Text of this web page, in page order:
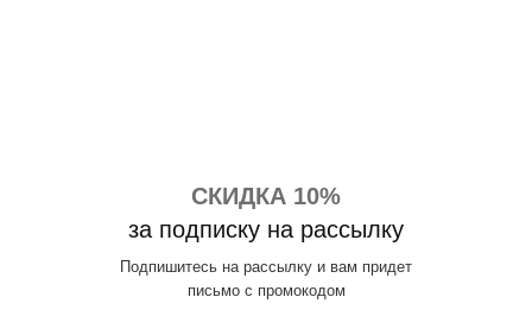
СКИДКА 10%
за подписку на рассылку
Подпишитесь на рассылку и вам придет
письмо с промокодом